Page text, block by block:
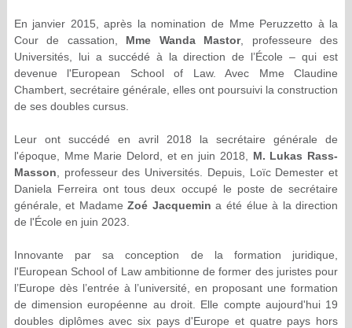
En janvier 2015, après la nomination de Mme Peruzzetto à la
Cour de cassation, Mme Wanda Mastor, professeure des
Universités, lui a succédé à la direction de l’École – qui est
devenue l'European School of Law. Avec Mme Claudine
Chambert, secrétaire générale, elles ont poursuivi la construction
de ses doubles cursus.
Leur ont succédé en avril 2018 la secrétaire générale de
l'époque, Mme Marie Delord, et en juin 2018, M. Lukas Rass-
Masson , professeur des Universités. Depuis, Loïc Demester et
Daniela Ferreira ont tous deux occupé le poste de secrétaire
générale, et MadameZoé Jacquemin a été élue à la direction
de l'École en juin 2023.
Innovante par sa conception de la formation juridique,
l'European School of Law ambitionne de former des juristes pour
l’Europe dès l’entrée à l’université, en proposant une formation
de dimension européenne au droit. Elle compte aujourd'hui 19
doubles diplômes avec six pays d'Europe et quatre pays hors